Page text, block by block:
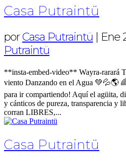
Casa Putraintü
porCasa Putraintü Ene
Putraintü
**insta-embed-video** Wayra-rarará
viento Danzando en el Agua 💚💦🌎
para ir compartiendo! Aquí el agüita,
y cánticos de pureza, transparencia y
corran LIBRES,...
Casa Putraintü